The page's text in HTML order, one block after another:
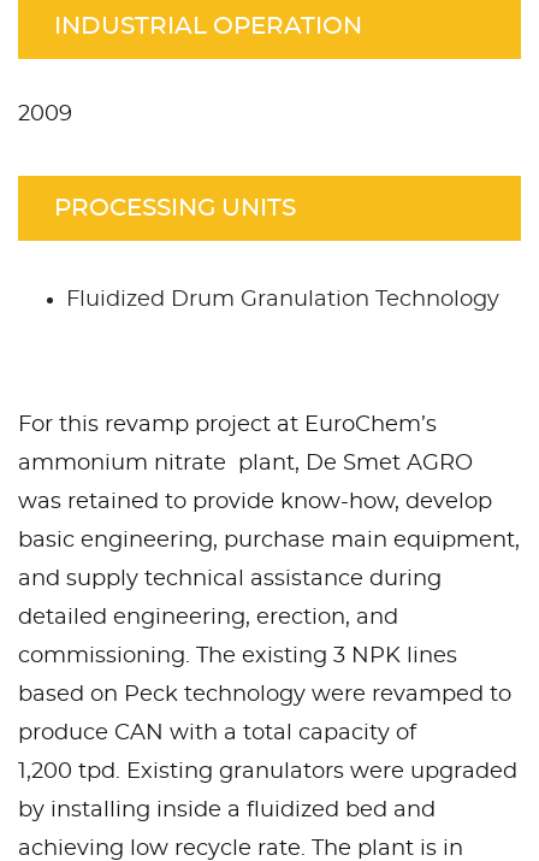
INDUSTRIAL OPERATION
2009
PROCESSING UNITS
Fluidized Drum Granulation Technology
For this revamp project at EuroChem’s
ammonium nitrate plant, De Smet AGRO
was retained to provide know-how, develop
basic engineering, purchase main equipment,
and supply technical assistance during
detailed engineering, erection, and
commissioning. The existing 3 NPK lines
based on Peck technology were revamped to
produce CAN with a total capacity of
1,200 tpd. Existing granulators were upgraded
by installing inside a fluidized bed and
achieving low recycle rate. The plant is in